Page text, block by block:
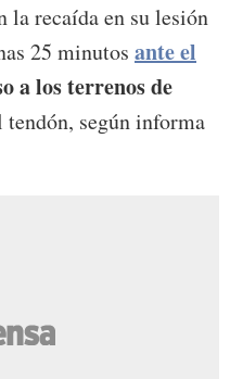
la recaída en su lesión
25 minutos ante el
a los terrenos de
tendón, según informa